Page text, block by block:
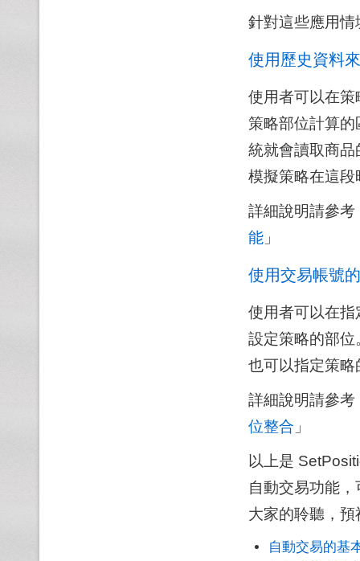
針對這些應用
使用歷史資料
使用者可以在
策略部位計算
統就會讀取商
模擬策略在這
詳細說明請參
能 」
使用交易帳號
使用者可以在
設定策略的部
也可以指定策
詳細說明請參
位整合 」
以上是
自動交易功能
大家的聆聽，
自動交易的基